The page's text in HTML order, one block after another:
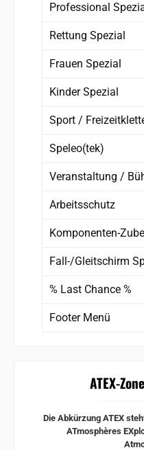
Professional
Rettung Spezial
Frauen Spezial
Kinder Spezial
Sport /
Speleo(tek)
Veranstaltung /
Arbeitsschutz
Komponenten-
Fall-/Gleitschirm
% Last Chance %
Footer Menü
ATEX-
Die Abkürzung ATEX
ATmosphères